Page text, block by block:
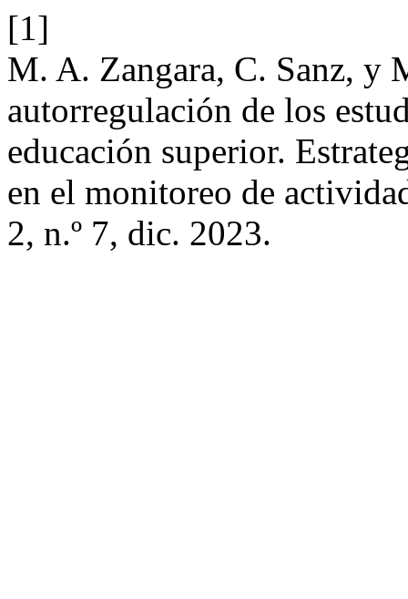
[1]
M. A. Zangara, C. Sanz, y
autorregulación de los
educación superior.
en el monitoreo de
2, n.º 7, dic. 2023.